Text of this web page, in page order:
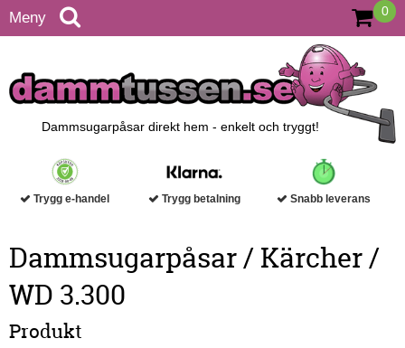
Meny 0
Dammsugarpåsar direkt hem - enkelt och tryggt!
Trygg e-handel Trygg betalning Snabb leverans
Dammsugarpåsar / Kärcher /
WD 3.300
Produkt